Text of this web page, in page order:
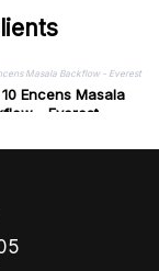
Encens Masala
- Everest